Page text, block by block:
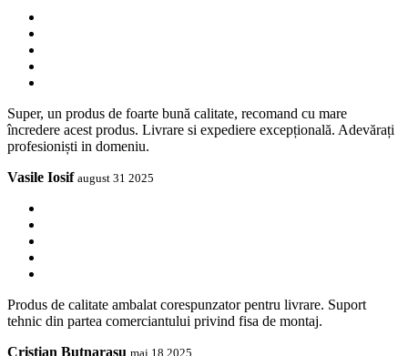
Super, un produs de foarte bună calitate, recomand cu mare
încredere acest produs. Livrare si expediere excepțională. Adevărați
profesioniști in domeniu.
Vasile Iosif august 31 2025
Produs de calitate ambalat corespunzator pentru livrare. Suport
tehnic din partea comerciantului privind fisa de montaj.
Cristian Butnarasu mai 18 2025